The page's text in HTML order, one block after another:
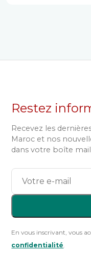
Restez
Recevez les
Maroc et nos
dans votre boîte
En vous inscrivant, vous
confidentialité